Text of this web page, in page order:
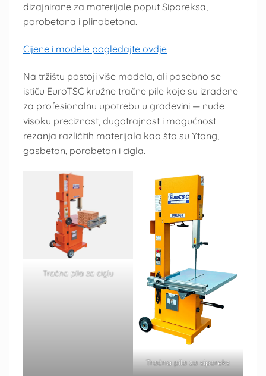
dizajnirane za materijale poput Siporeksa,
porobetona i plinobetona.
Cijene i modele pogledajte ovdje
Na tržištu postoji više modela, ali posebno se
ističu EuroTSC kružne tračne pile koje su izrađene
za profesionalnu upotrebu u građevini — nude
visoku preciznost, dugotrajnost i mogućnost
rezanja različitih materijala kao što su Ytong,
gasbeton, porobeton i cigla.
Tračna pila za ciglu
Tračna pila za siporeks